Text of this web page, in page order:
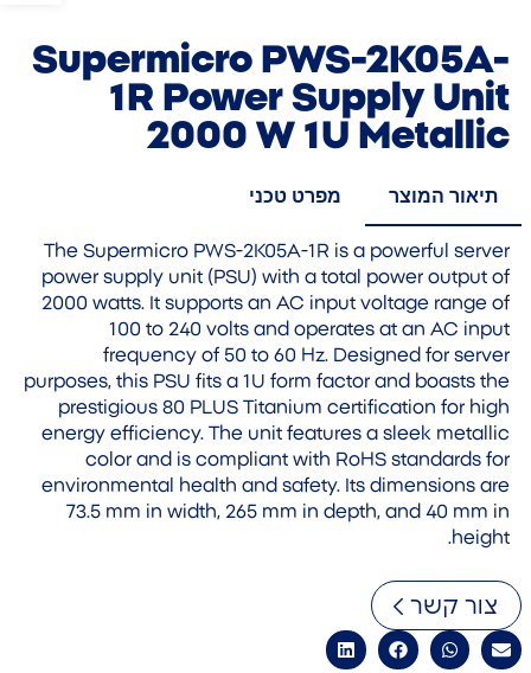
Supermicro PWS-2K05A-
1R Power Supply Unit
2000 W 1U Metallic
תיאור המוצר מפרט טכני
The Supermicro PWS-2K05A-1R is a powerful server
power supply unit (PSU) with a total power output of
2000 watts. It supports an AC input voltage range of
100 to 240 volts and operates at an AC input
frequency of 50 to 60 Hz. Designed for server
purposes, this PSU fits a 1U form factor and boasts the
prestigious 80 PLUS Titanium certification for high
energy efficiency. The unit features a sleek metallic
color and is compliant with RoHS standards for
environmental health and safety. Its dimensions are
73.5 mm in width, 265 mm in depth, and 40 mm in
height.
צור קשר